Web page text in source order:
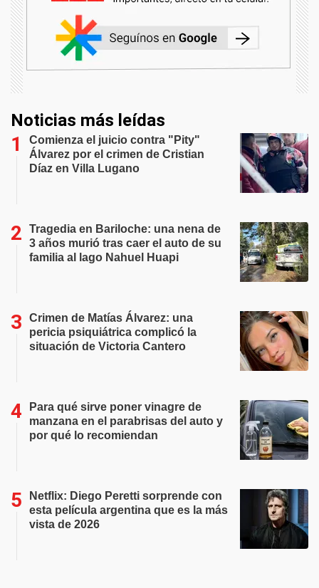
Noticias más leídas
Comienza el juicio contra "Pity"
Álvarez por el crimen de Cristian
Díaz en Villa Lugano
Tragedia en Bariloche: una nena de
3 años murió tras caer el auto de su
familia al lago Nahuel Huapi
Crimen de Matías Álvarez: una
pericia psiquiátrica complicó la
situación de Victoria Cantero
Para qué sirve poner vinagre de
manzana en el parabrisas del auto y
por qué lo recomiendan
Netflix: Diego Peretti sorprende con
esta película argentina que es la más
vista de 2026